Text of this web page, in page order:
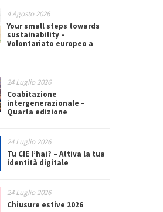
4 Agosto 2026
Your small steps towards
sustainability –
Volontariato europeo a
24 Luglio 2026
Coabitazione
intergenerazionale –
Quarta edizione
24 Luglio 2026
Tu CIE l’hai? – Attiva la tua
identità digitale
24 Luglio 2026
Chiusure estive 2026